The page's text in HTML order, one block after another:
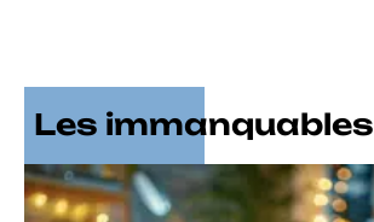
Les immanquables